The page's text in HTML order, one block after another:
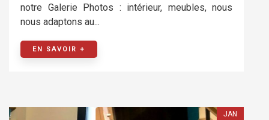
notre Galerie Photos : intérieur, meubles, nous
nous adaptons au...
EN SAVOIR +
JAN